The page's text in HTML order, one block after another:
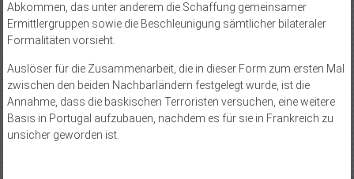
Abkommen, das unter anderem die Schaffung gemeinsamer
Ermittlergruppen sowie die Beschleunigung sämtlicher bilateraler
Formalitäten vorsieht.
Auslöser für die Zusammenarbeit, die in dieser Form zum ersten Mal
zwischen den beiden Nachbarländern festgelegt wurde, ist die
Annahme, dass die baskischen Terroristen versuchen, eine weitere
Basis in Portugal aufzubauen, nachdem es für sie in Frankreich zu
unsicher geworden ist.